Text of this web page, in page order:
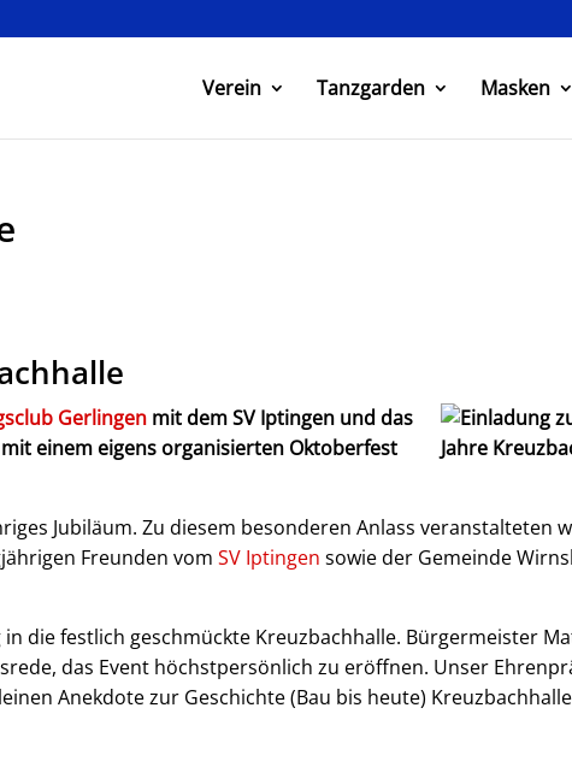
Verein Tanzgarden Masken
Gerlingen mit dem SV Iptingen und das
einem eigens organisierten Oktoberfest
Jubiläum. Zu diesem besonderen Anlass veranstalteten
Freunden vomSV Iptingen sowie der Gemeinde
die festlich geschmückte Kreuzbachhalle. Bürgermeister
das Event höchstpersönlich zu eröffnen. Unser
Anekdote zur Geschichte (Bau bis heute)